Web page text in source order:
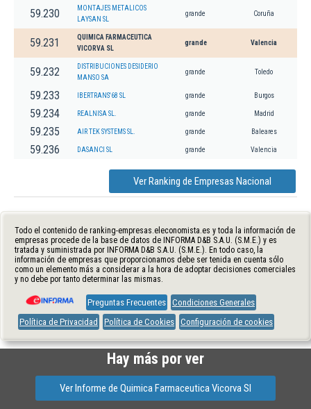
59.230
MONTAJES METALICOS
LAYSAN SL
grande Coruña
59.231
QUIMICA FARMACEUTICA
VICORVA SL
grande Valencia
59.232
DISTRIBUCIONES DESIDERIO
MANSO SA
grande Toledo
59.233 IBERTRANS'68 SL grande Burgos
59.234 REALNISA SL. grande Madrid
59.235 AIR TEK SYSTEMS SL. grande Baleares
59.236 DASANCI SL grande Valencia
Ver Ranking de Empresas Nacional
Todo el contenido de ranking-empresas.eleconomista.es y toda la información de
empresas procede de la base de datos de INFORMA D&B S.A.U. (S.M.E.) y es
tratada y suministrada por INFORMA D&B S.A.U. (S.M.E.). En todo caso, la
información de empresas que proporcionamos debe ser tenida en cuenta sólo
como un elemento más a considerar a la hora de adoptar decisiones comerciales
y no debe por tanto determinar las mismas.
Preguntas Frecuentes Condiciones Generales
Política de Privacidad
Política de Cookies Configuración de cookies
Hay más por ver
Ver Informe de Quimica Farmaceutica Vicorva Sl